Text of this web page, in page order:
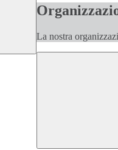
La nostra